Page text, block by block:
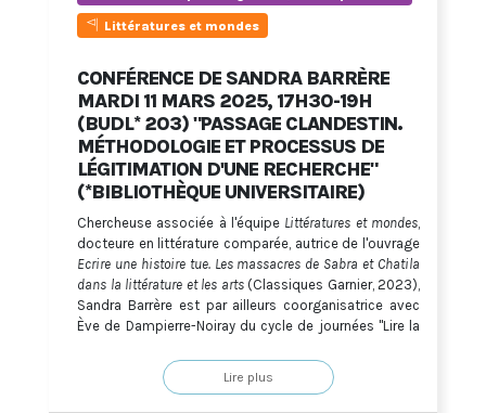
Littératures et mondes
CONFÉRENCE DE SANDRA BARRÈRE
MARDI 11 MARS 2025, 17H30-19H
(BUDL* 203) "PASSAGE CLANDESTIN.
MÉTHODOLOGIE ET PROCESSUS DE
LÉGITIMATION D'UNE RECHERCHE"
(*BIBLIOTHÈQUE UNIVERSITAIRE)
Chercheuse associée à l'équipe Littératures et mondes
docteure en littérature comparée, autrice de l'ouvrage
Ecrire une histoire tue. Les massacres de Sabra et Chatila
dans la littérature et les arts(Classiques Garnier, 2023),
Sandra Barrère est par ailleurs coorganisatrice avec
Ève de Dampierre-Noiray du cycle de journées "Lire la
Cette conférence s'inscrit dans le cycle de séminaires
“La part de l'étranger” qui est accueilli à l'École
Lire plus